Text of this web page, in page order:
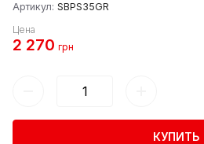
Артикул: SBPS35GR
Цена
2 270 грн
КУПИТЬ